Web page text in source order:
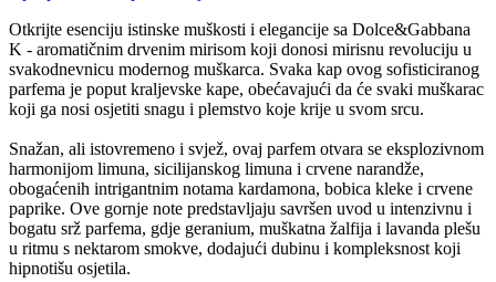
Otkrijte esenciju istinske muškosti i elegancije sa Dolce&Gabbana
K - aromatičnim drvenim mirisom koji donosi mirisnu revoluciju u
svakodnevnicu modernog muškarca. Svaka kap ovog sofisticiranog
parfema je poput kraljevske kape, obećavajući da će svaki muškarac
koji ga nosi osjetiti snagu i plemstvo koje krije u svom srcu.
Snažan, ali istovremeno i svjež, ovaj parfem otvara se eksplozivnom
harmonijom limuna, sicilijanskog limuna i crvene narandže,
obogaćenih intrigantnim notama kardamona, bobica kleke i crvene
paprike. Ove gornje note predstavljaju savršen uvod u intenzivnu i
bogatu srž parfema, gdje geranium, muškatna žalfija i lavanda plešu
u ritmu s nektarom smokve, dodajući dubinu i kompleksnost koji
hipnotišu osjetila.